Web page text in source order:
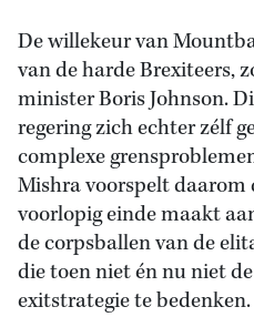
De willekeur van
van de harde Brexiteers,
minister Boris Johnson.
regering zich echter zélf
complexe
Mishra voorspelt daarom
voorlopig einde maakt
de corpsballen van de
die toen niet én nu niet
exitstrategie te bedenken.